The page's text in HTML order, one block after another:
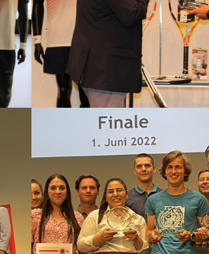
Show larger version